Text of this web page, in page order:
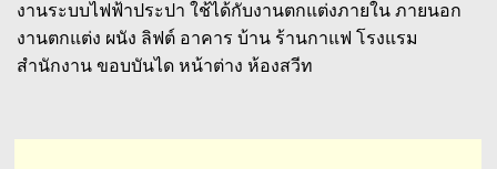
งานระบบไฟฟ้าประปา ใช้ได้กับงานตกแต่งภายใน ภายนอก
งานตกแต่ง ผนัง ลิฟต์ อาคาร บ้าน ร้านกาแฟ โรงแรม
สำนักงาน ขอบบันได หน้าต่าง ห้องสวีท